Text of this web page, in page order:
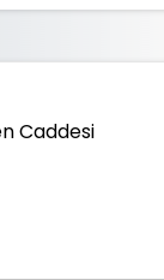
Caddesi